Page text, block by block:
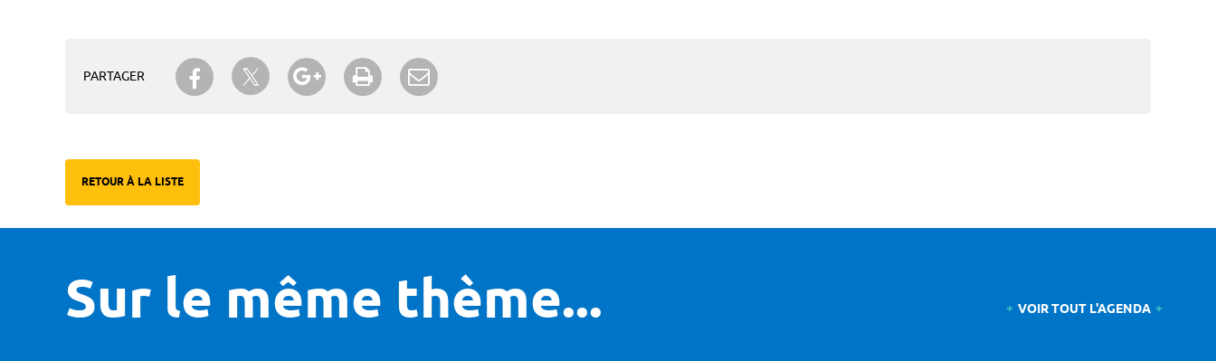
PARTAGER
Partager sur Facebook
Partager sur TwitterPartager sur Google+
Imprimer
RETOUR À LA LISTE
Sur le même thème... VOIR TOUT L'AGENDA